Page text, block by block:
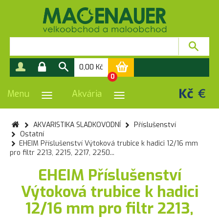
0,00 Kč
0
PŘEPNOUT NAVIGACI
Menu PŘEPNOUT NAVIGACI
Akvária
AKVARISTIKA SLADKOVODNÍ
Příslušenství
Ostatní
EHEIM Příslušenství Výtoková trubice k hadici 12/16 mm
pro filtr 2213, 2215, 2217, 2250...
EHEIM Příslušenství
Výtoková trubice k hadici
12/16 mm pro filtr 2213,